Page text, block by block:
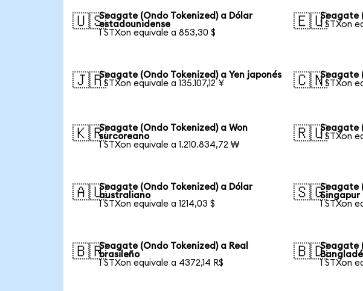
🇺🇸Seagate (Ondo Tokenized) a Dólar
estadounidense
1 STXon equivale a 853,30 $
🇪🇺Seagate
1 STXon
🇯🇵Seagate (Ondo Tokenized) a Yen japonés
1 STXon equivale a 135.107,12 ¥
🇨🇳Seagate
1 STXon
🇰🇷Seagate (Ondo Tokenized) a Won
surcoreano
1 STXon equivale a 1.210.834,72 ₩
🇷🇺Seagate
1 STXon
🇦🇺Seagate (Ondo Tokenized) a Dólar
australiano
1 STXon equivale a 1214,03 $
🇸🇬Seagate
Singapur
1 STXon
🇧🇷Seagate (Ondo Tokenized) a Real
brasileño
1 STXon equivale a 4372,14 R$
🇧🇩Seagate
1 STXon